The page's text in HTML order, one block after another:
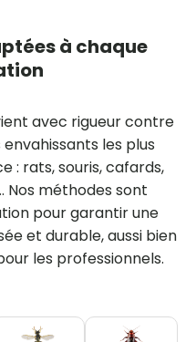
à chaque
avec rigueur contre
les plus
: rats, souris, cafards,
Nos méthodes sont
pour garantir une
et durable, aussi bien
les professionnels.